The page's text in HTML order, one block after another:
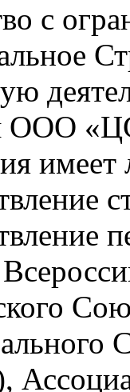
с
ООО